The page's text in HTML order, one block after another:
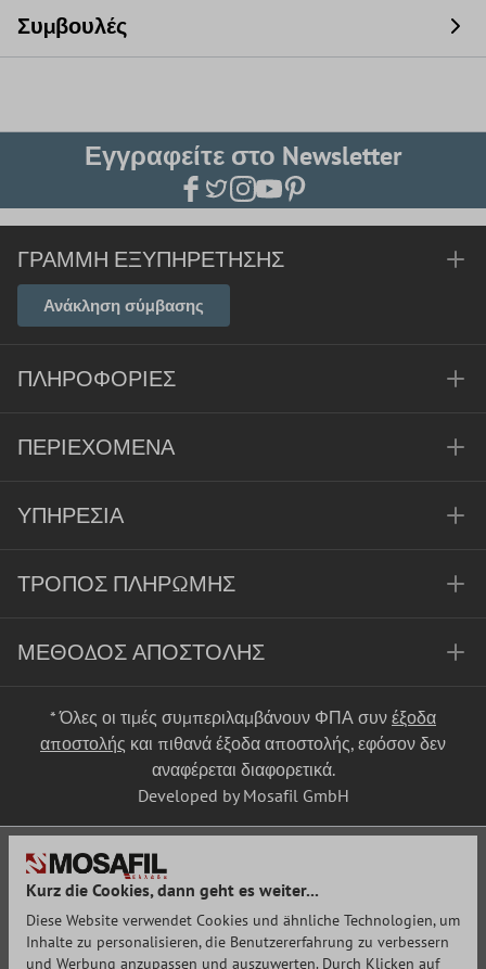
Συμβουλές
Εγγραφείτε στο Newsletter
ΓΡΑΜΜΉ ΕΞΥΠΗΡΈΤΗΣΗΣ
Ανάκληση σύμβασης
ΠΛΗΡΟΦΟΡΊΕΣ
ΠΕΡΙΕΧΌΜΕΝΑ
ΥΠΗΡΕΣΊΑ
ΤΡΌΠΟΣ ΠΛΗΡΩΜΉΣ
ΜΈΘΟΔΟΣ ΑΠΟΣΤΟΛΉΣ
* Όλες οι τιμές συμπεριλαμβάνουν ΦΠΑ συν έξοδα
αποστολής και πιθανά έξοδα αποστολής, εφόσον δεν
αναφέρεται διαφορετικά.
Developed by Mosafil GmbH
Kurz die Cookies, dann geht es weiter...
Diese Website verwendet Cookies und ähnliche Technologien, um
Inhalte zu personalisieren, die Benutzererfahrung zu verbessern
und Werbung anzupassen und auszuwerten. Durch Klicken auf